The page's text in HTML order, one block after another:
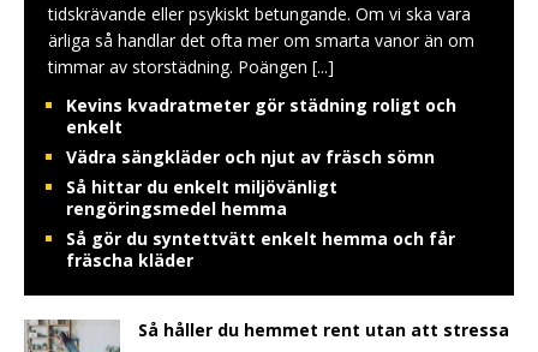
tidskrävande eller psykiskt betungande. Om vi ska vara
ärliga så handlar det ofta mer om smarta vanor än om
timmar av storstädning. Poängen [...]
Kevins kvadratmeter gör städning roligt och
enkelt
Vädra sängkläder och njut av fräsch sömn
Så hittar du enkelt miljövänligt
rengöringsmedel hemma
Så gör du syntettvätt enkelt hemma och får
fräscha kläder
Så håller du hemmet rent utan att stressa